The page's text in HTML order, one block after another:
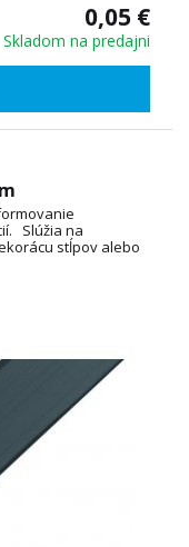
0,05 €
Skladom na predajni
Slúžia na
stĺpov alebo